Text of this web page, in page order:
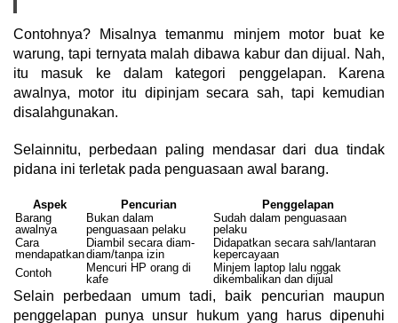
Contohnya? Misalnya temanmu minjem motor buat ke
warung, tapi ternyata malah dibawa kabur dan dijual. Nah,
itu masuk ke dalam kategori penggelapan. Karena
awalnya, motor itu dipinjam secara sah, tapi kemudian
disalahgunakan.
Selainnitu, perbedaan paling mendasar dari dua tindak
pidana ini terletak pada penguasaan awal barang.
Aspek Pencurian
Penggelapan
Barang
awalnya
Bukan dalam
penguasaan pelaku
Sudah dalam penguasaan
pelaku
Cara
mendapatkan
Diambil secara diam-
diam/tanpa izin
Didapatkan secara sah/lantaran
kepercayaan
Contoh
Mencuri HP orang di
kafe
Minjem laptop lalu nggak
dikembalikan dan dijual
Selain perbedaan umum tadi, baik pencurian maupun
penggelapan punya unsur hukum yang harus dipenuhi